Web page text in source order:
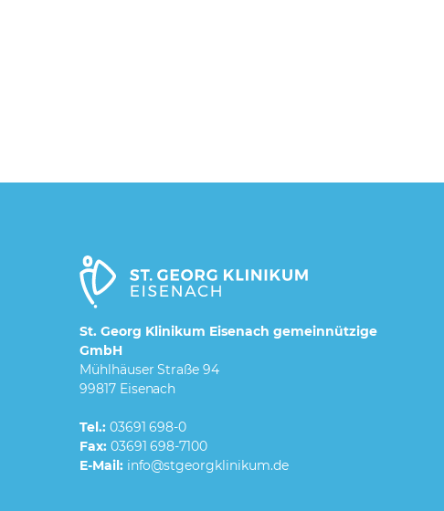
St. Georg Klinikum Eisenach gemeinnützige
GmbH
Mühlhäuser Straße 94
99817 Eisenach
Tel.:03691 698-0
Fax:03691 698-7100
E-Mail: